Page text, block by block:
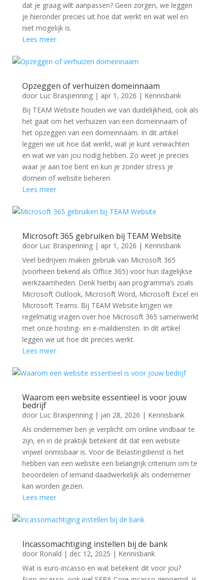
dat je graag wilt aanpassen? Geen zorgen, we leggen
je hieronder precies uit hoe dat werkt en wat wel en
niet mogelijk is.
Lees meer
Opzeggen of verhuizen domeinnaam
door Luc Braspenning| apr 1, 2026 | Kennisbank
Bij TEAM Website houden we van duidelijkheid, ook als
het gaat om het verhuizen van een domeinnaam of
het opzeggen van een domeinnaam. In dit artikel
leggen we uit hoe dat werkt, wat je kunt verwachten
en wat we van jou nodig hebben. Zo weet je precies
waar je aan toe bent en kun je zonder stress je
domein of website beheren.
Lees meer
Microsoft 365 gebruiken bij TEAM Website
door Luc Braspenning| apr 1, 2026 | Kennisbank
Veel bedrijven maken gebruik van Microsoft 365
(voorheen bekend als Office 365) voor hun dagelijkse
werkzaamheden. Denk hierbij aan programma’s zoals
Microsoft Outlook, Microsoft Word, Microsoft Excel en
Microsoft Teams. Bij TEAM Website krijgen we
regelmatig vragen over hoe Microsoft 365 samenwerkt
met onze hosting- en e-maildiensten. In dit artikel
leggen we uit hoe dit precies werkt.
Lees meer
Waarom een website essentieel is voor jouw
bedrijf
door Luc Braspenning| jan 28, 2026 | Kennisbank
Als ondernemer ben je verplicht om online vindbaar te
zijn, en in de praktijk betekent dit dat een website
vrijwel onmisbaar is. Voor de Belastingdienst is het
hebben van een website een belangrijk criterium om te
beoordelen of iemand daadwerkelijk als ondernemer
kan worden gezien.
Lees meer
Incassomachtiging instellen bij de bank
door Ronald | dec 12, 2025 | Kennisbank
Wat is euro-incasso en wat betekent dit voor jou?